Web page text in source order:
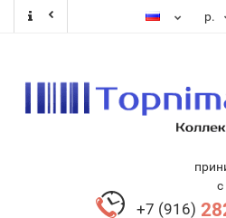
р.
с
+7 (916)